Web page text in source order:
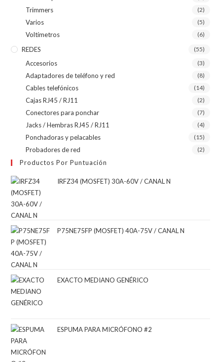
Trimmers (2)
Varios (5)
Voltímetros (6)
REDES (55)
Accesorios (3)
Adaptadores de teléfono y red (8)
Cables telefónicos (14)
Cajas RJ45 / RJ11 (2)
Conectores para ponchar (7)
Jacks / Hembras RJ45 / RJ11 (4)
Ponchadoras y pelacables (15)
Probadores de red (2)
Productos Por Puntuación
IRFZ34 (MOSFET) 30A-60V / CANAL N
P75NE75FP (MOSFET) 40A-75V / CANAL N
EXACTO MEDIANO GENÉRICO
ESPUMA PARA MICRÓFONO #2